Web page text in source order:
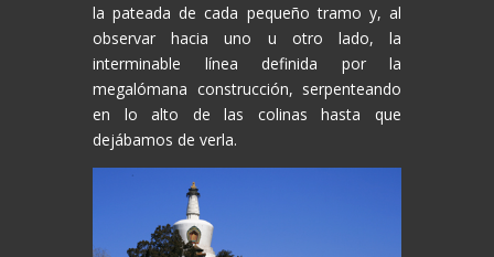
la pateada de cada pequeño tramo y, al
observar hacia uno u otro lado, la
interminable línea definida por la
megalómana construcción, serpenteando
en lo alto de las colinas hasta que
dejábamos de verla.